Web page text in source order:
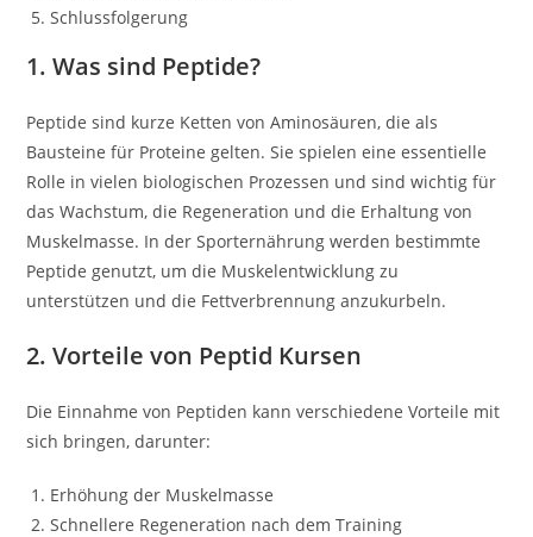
Schlussfolgerung
1. Was sind Peptide?
Peptide sind kurze Ketten von Aminosäuren, die als
Bausteine für Proteine gelten. Sie spielen eine essentielle
Rolle in vielen biologischen Prozessen und sind wichtig für
das Wachstum, die Regeneration und die Erhaltung von
Muskelmasse. In der Sporternährung werden bestimmte
Peptide genutzt, um die Muskelentwicklung zu
unterstützen und die Fettverbrennung anzukurbeln.
2. Vorteile von Peptid Kursen
Die Einnahme von Peptiden kann verschiedene Vorteile mit
sich bringen, darunter:
Erhöhung der Muskelmasse
Schnellere Regeneration nach dem Training